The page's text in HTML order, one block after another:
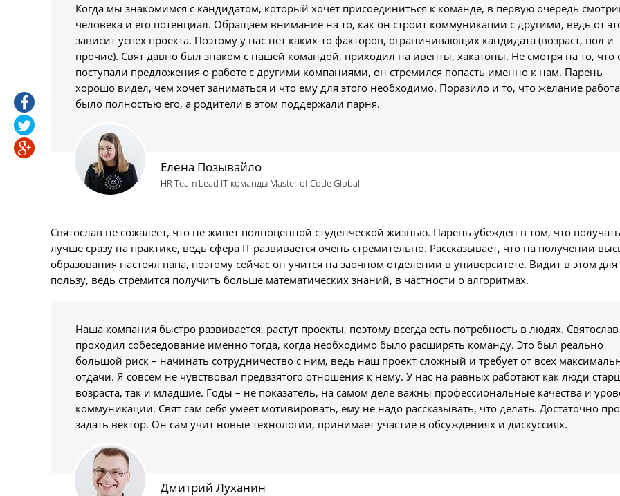
Когда мы знакомимся с кандидатом, который хочет присоединиться к команде, в первую очередь
человека и его потенциал. Обращаем внимание на то, как он строит коммуникации с другими, ведь от
зависит успех проекта. Поэтому у нас нет каких-то факторов, ограничивающих кандидата (возраст, пол и
прочие). Свят давно был знаком с нашей командой, приходил на ивенты, хакатоны. Не смотря на то, что
поступали предложения о работе с другими компаниями, он стремился попасть именно к нам. Парень
хорошо видел, чем хочет заниматься и что ему для этого необходимо. Поразило и то, что желание
было полностью его, а родители в этом поддержали парня.
Елена Позывайло
HR Team Lead ІТ-команды Master of Code Global
Святослав не сожалеет, что не живет полноценной студенческой жизнью. Парень убежден в том, что
лучше сразу на практике, ведь сфера ІТ развивается очень стремительно. Рассказывает, что на получении
образования настоял папа, поэтому сейчас он учится на заочном отделении в университете. Видит в этом для
пользу, ведь стремится получить больше математических знаний, в частности о алгоритмах.
Наша компания быстро развивается, растут проекты, поэтому всегда есть потребность в людях. Святослав
проходил собеседование именно тогда, когда необходимо было расширять команду. Это был реально
большой риск – начинать сотрудничество с ним, ведь наш проект сложный и требует от всех
отдачи. Я совсем не чувствовал предвзятого отношения к нему. У нас на равных работают как люди
возраста, так и младшие. Годы – не показатель, на самом деле важны профессиональные качества и
коммуникации. Свят сам себя умеет мотивировать, ему не надо рассказывать, что делать. Достаточно
задать вектор. Он сам учит новые технологии, принимает участие в обсуждениях и дискуссиях.
Дмитрий Луханин